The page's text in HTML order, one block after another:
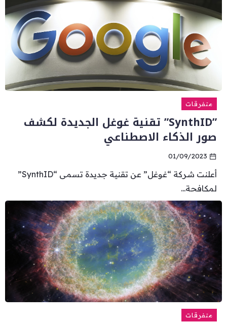
متفرقات
”SynthID” تقنية غوغل الجديدة لكشف
صور الذكاء الاصطناعي
01/09/2023
أعلنت شركة “غوغل” عن تقنية جديدة تسمى “SynthID”
لمكافحة...
متفرقات